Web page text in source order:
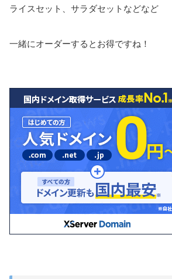
ライスセット、サラダセットなどなど
一緒にオーダーするとお得ですね！